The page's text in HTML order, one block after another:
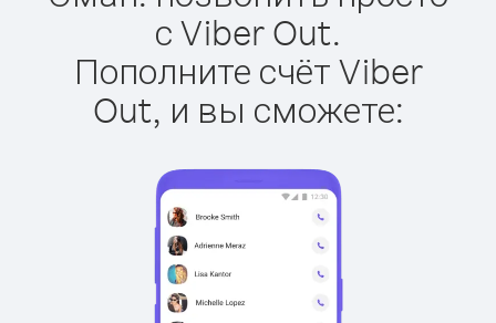
с Viber Out.
Пополните счёт Viber
Out, и вы сможете: